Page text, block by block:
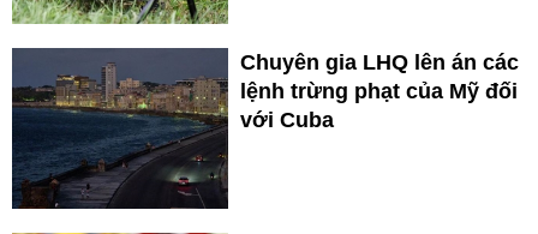
Chuyên gia LHQ lên án các
lệnh trừng phạt của Mỹ đối
với Cuba